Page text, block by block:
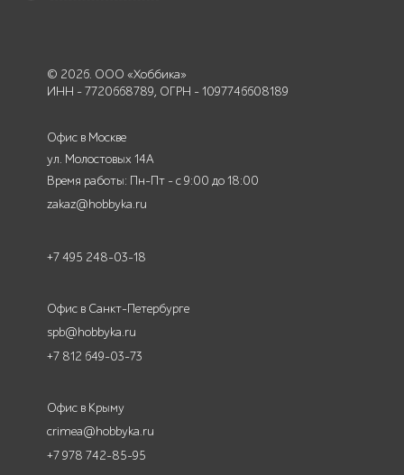
© 2026. ООО «Хоббика»
ИНН - 7720668789, ОГРН - 1097746608189
Офис в Москве
ул. Молостовых 14А
Время работы: Пн-Пт - с 9:00 до 18:00
zakaz@hobbyka.ru
+7 495 248-03-18
Офис в Санкт-Петербурге
spb@hobbyka.ru
+7 812 649-03-73
Офис в Крыму
crimea@hobbyka.ru
+7 978 742-85-95